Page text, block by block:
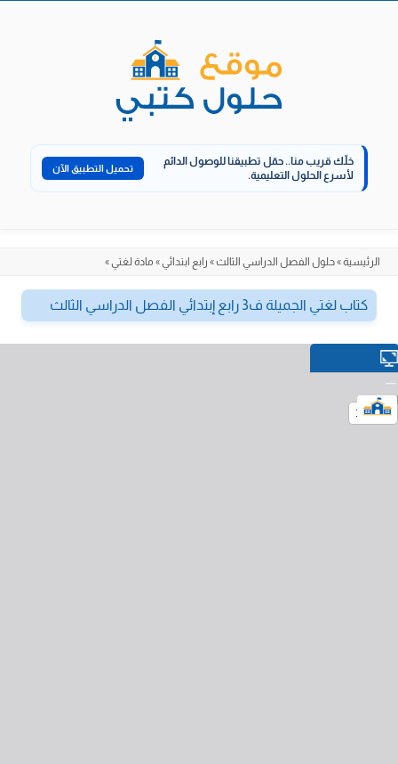
خلّك قريب منا.. حمّل تطبيقنا للوصول الدائم
لأسرع الحلول التعليمية.
تحميل التطبيق الآن
الرئيسية»حلول الفصل الدراسي الثالث» رابع ابتدائي» مادة لغتي»
كتاب لغتي الجميلة ف3 رابع إبتدائي الفصل الدراسي الثالث